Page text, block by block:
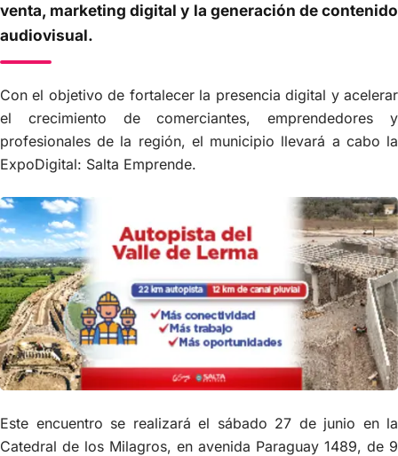
venta, marketing digital y la generación de contenido
audiovisual.
Con el objetivo de fortalecer la presencia digital y acelerar
el crecimiento de comerciantes, emprendedores y
profesionales de la región, el municipio llevará a cabo la
ExpoDigital: Salta Emprende.
Este encuentro se realizará el sábado 27 de junio en la
Catedral de los Milagros, en avenida Paraguay 1489, de 9